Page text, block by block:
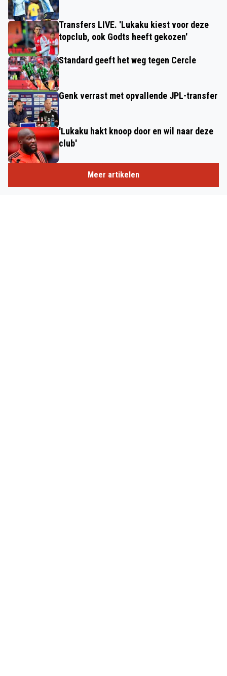
Transfers LIVE. 'Lukaku kiest voor deze
topclub, ook Godts heeft gekozen'
Standard geeft het weg tegen Cercle
Genk verrast met opvallende JPL-transfer
'Lukaku hakt knoop door en wil naar deze
club'
Meer artikelen